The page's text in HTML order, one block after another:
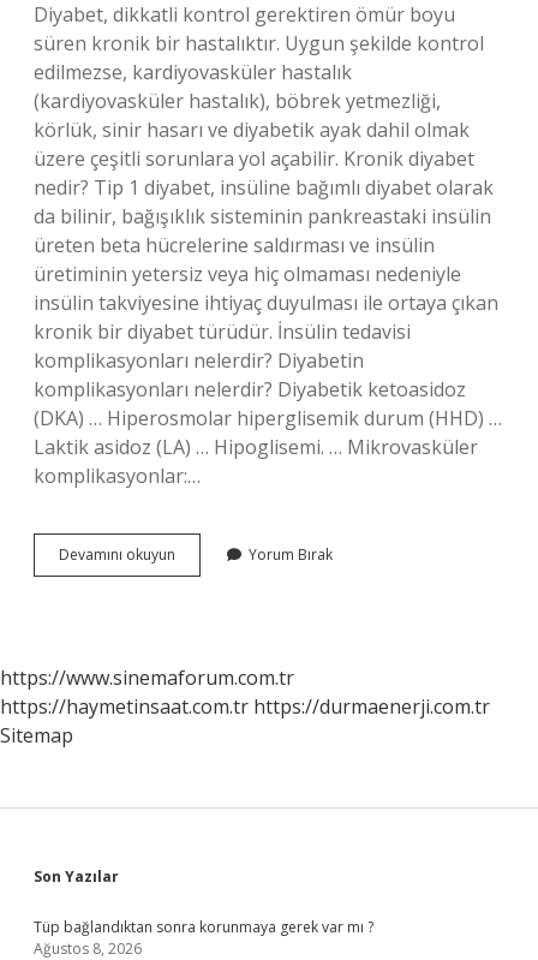
Diyabet, dikkatli kontrol gerektiren ömür boyu
süren kronik bir hastalıktır. Uygun şekilde kontrol
edilmezse, kardiyovasküler hastalık
(kardiyovasküler hastalık), böbrek yetmezliği,
körlük, sinir hasarı ve diyabetik ayak dahil olmak
üzere çeşitli sorunlara yol açabilir. Kronik diyabet
nedir? Tip 1 diyabet, insüline bağımlı diyabet olarak
da bilinir, bağışıklık sisteminin pankreastaki insülin
üreten beta hücrelerine saldırması ve insülin
üretiminin yetersiz veya hiç olmaması nedeniyle
insülin takviyesine ihtiyaç duyulması ile ortaya çıkan
kronik bir diyabet türüdür. İnsülin tedavisi
komplikasyonları nelerdir? Diyabetin
komplikasyonları nelerdir? Diyabetik ketoasidoz
(DKA) … Hiperosmolar hiperglisemik durum (HHD) …
Laktik asidoz (LA) … Hipoglisemi. … Mikrovasküler
komplikasyonlar:…
Devamını okuyun
Komplikasyonlar
Yorum Bırak
https://www.sinemaforum.com.tr
https://haymetinsaat.com.tr https://durmaenerji.com.tr
Sitemap
Sidebar
Son Yazılar
Tüp bağlandıktan sonra korunmaya gerek var mı ?
Ağustos 8, 2026